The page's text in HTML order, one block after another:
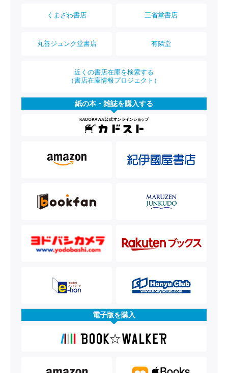
くまざわ書店 三省堂書店
丸善ジュンク堂書店 有隣堂
近くの書店在庫を検索する
（書店在庫情報プロジェクト）
紙の本・雑誌を購入する
電子版を購入